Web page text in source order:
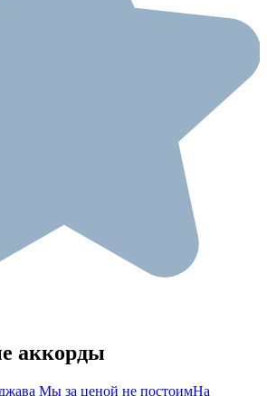
аккорды
Мы за ценой не постоимНа